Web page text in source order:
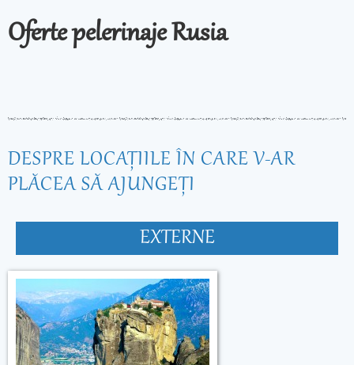
Oferte pelerinaje Rusia
DESPRE LOCAŢIILE ÎN CARE V-AR
PLĂCEA SĂ AJUNGEŢI
EXTERNE